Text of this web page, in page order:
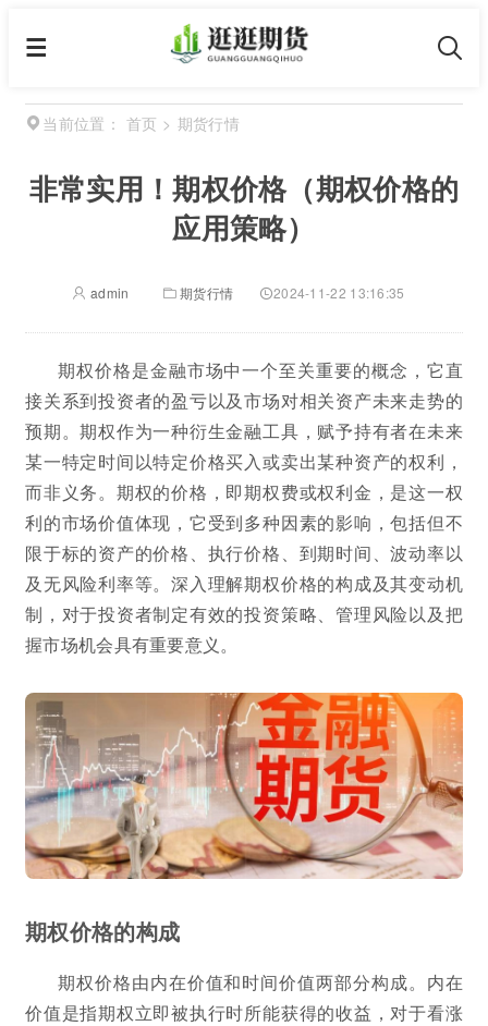
当前位置： 首页 > 期货行情
非常实用！期权价格（期权价格的
应用策略）
admin 期货行情 2024-11-22 13:16:35
期权价格是金融市场中一个至关重要的概念，它直
接关系到投资者的盈亏以及市场对相关资产未来走势的
预期。期权作为一种衍生金融工具，赋予持有者在未来
某一特定时间以特定价格买入或卖出某种资产的权利，
而非义务。期权的价格，即期权费或权利金，是这一权
利的市场价值体现，它受到多种因素的影响，包括但不
限于标的资产的价格、执行价格、到期时间、波动率以
及无风险利率等。深入理解期权价格的构成及其变动机
制，对于投资者制定有效的投资策略、管理风险以及把
握市场机会具有重要意义。
期权价格的构成
期权价格由内在价值和时间价值两部分构成。内在
价值是指期权立即被执行时所能获得的收益，对于看涨